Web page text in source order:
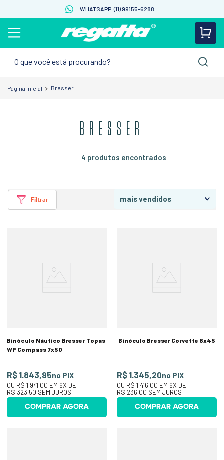
WHATSAPP: (11) 99155-6288
Bresser
BRESSER
4 produtos
Filtrar mais vendidos
Binóculo Náutico Bresser Topas
WP Compass 7x50
R$ 1.843,95no PIX
OU R$ 1.941,00 EM 6X DE
R$ 323,50 SEM JUROS
COMPRAR AGORA
Binóculo Bresser Corvette 8x45
R$ 1.345,20no PIX
OU R$ 1.416,00 EM 6X DE
R$ 236,00 SEM JUROS
COMPRAR AGORA